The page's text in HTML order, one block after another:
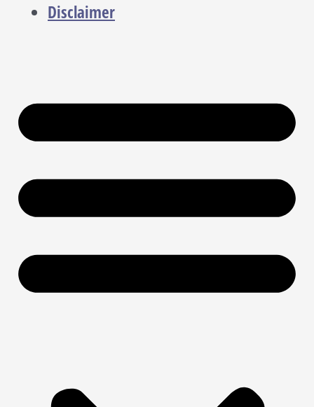
Disclaimer